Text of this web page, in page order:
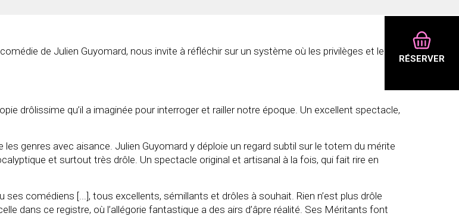
RÉSERVER
de Julien Guyomard, nous invite à réfléchir sur un système où les privilèges et le
drôlissime qu’il a imaginée pour interroger et railler notre époque. Un excellent spectacle,
genres avec aisance. Julien Guyomard y déploie un regard subtil sur le totem du mérite
et surtout très drôle. Un spectacle original et artisanal à la fois, qui fait rire en
ses comédiens [...], tous excellents, sémillants et drôles à souhait. Rien n’est plus drôle
dans ce registre, où l’allégorie fantastique a des airs d’âpre réalité. Ses Méritants font